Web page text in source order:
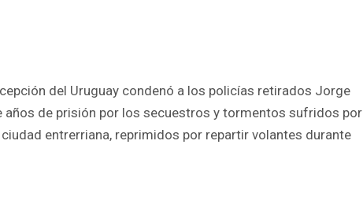
del Uruguay condenó a los policías retirados Jorge
años de prisión por los secuestros y tormentos sufridos por
entrerriana, reprimidos por repartir volantes durante